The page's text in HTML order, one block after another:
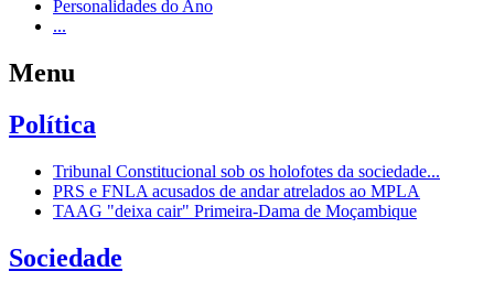
Personalidades do Ano
...
Menu
Política
Tribunal Constitucional sob os holofotes da sociedade...
PRS e FNLA acusados de andar atrelados ao MPLA
TAAG "deixa cair" Primeira-Dama de Moçambique
Sociedade